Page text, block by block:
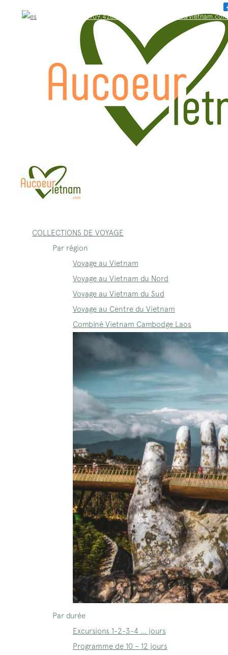
WhatsApp: +84.909.426.406 bonjour@aucoeurvietnam.com
COLLECTIONS DE VOYAGE
Par région
Voyage au Vietnam
Voyage au Vietnam du Nord
Voyage au Vietnam du Sud
Voyage au Centre du Vietnam
Combiné Vietnam Cambodge Laos
Par durée
Excursions 1-2-3-4 … jours
Programme de 10 – 12 jours
WhatsApp: +84.909.426.406